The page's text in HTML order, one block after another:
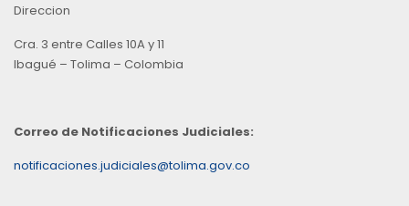
Direccion
Cra. 3 entre Calles 10A y 11
Ibagué – Tolima – Colombia
Correo de Notificaciones Judiciales:
notificaciones.judiciales@tolima.gov.co